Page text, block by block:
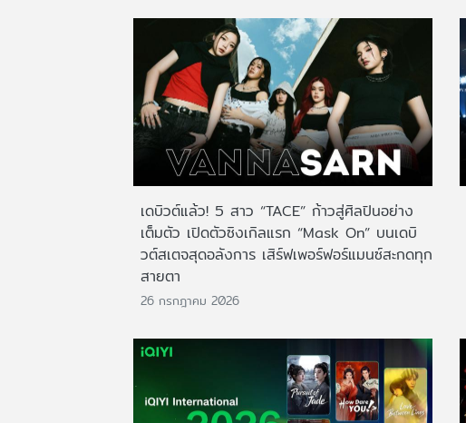
เดบิวต์แล้ว! 5 สาว “TACE” ก้าวสู่ศิลปินอย่าง
เต็มตัว เปิดตัวซิงเกิลแรก “Mask On” บนเดบิ
วต์สเตจสุดอลังการ เสิร์ฟเพอร์ฟอร์แมนซ์สะกดทุก
สายตา
26 กรกฎาคม 2026